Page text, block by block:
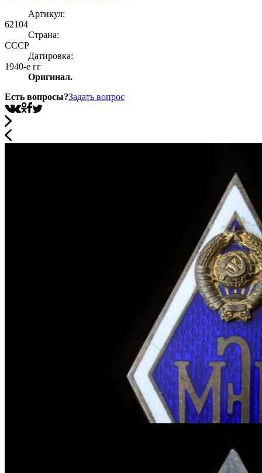
Артикул:
62104
Страна:
СССР
Датировка:
1940-е гг
Оригинал.
Есть вопросы?Задать вопрос